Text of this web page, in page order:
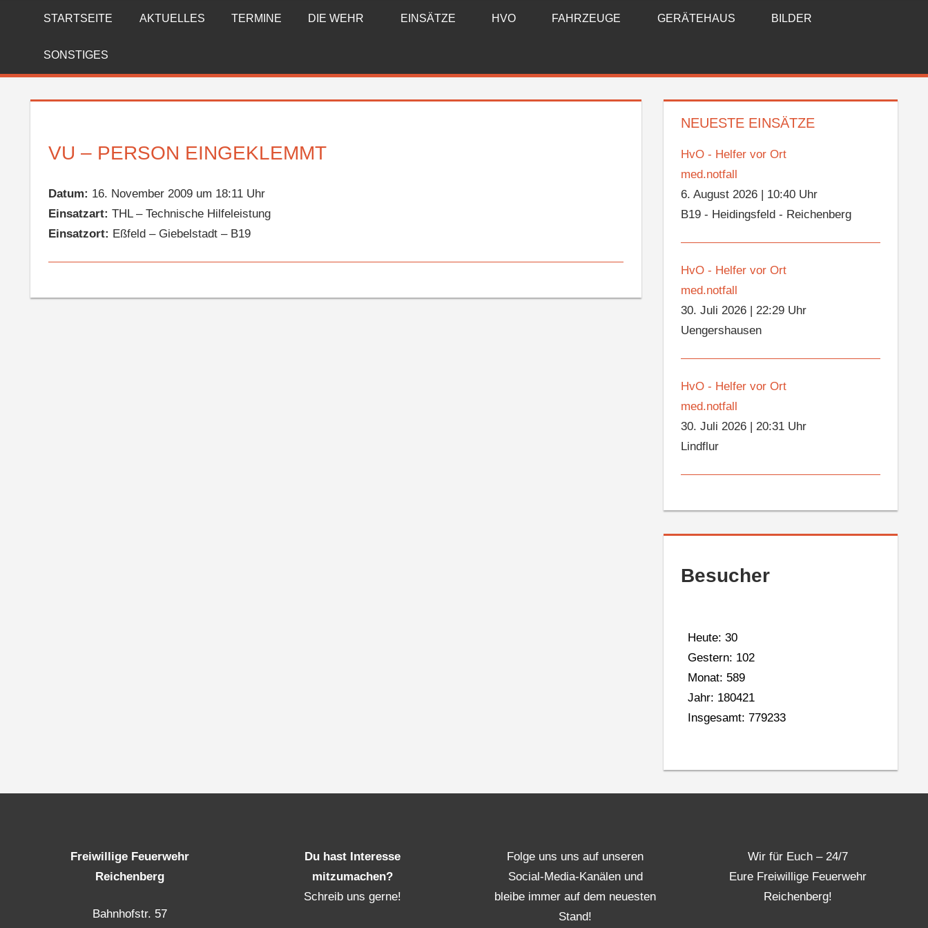
FREIWILLIGE
FEUERWEHR
REICHENBERG
STARTSEITE AKTUELLES TERMINE DIE WEHR EINSÄTZE HVO FAHRZEUGE GERÄTEHAUS BILDER
SONSTIGES
VU – PERSON EINGEKLEMMT
Datum: 16. November 2009 um 18:11 Uhr
Einsatzart: THL – Technische Hilfeleistung
Einsatzort: Eßfeld – Giebelstadt – B19
NEUESTE EINSÄTZE
HvO - Helfer vor Ort
med.notfall
6. August 2026
10:40 Uhr
B19 - Heidingsfeld - Reichenberg
HvO - Helfer vor Ort
med.notfall
30. Juli 2026 |22:29 Uhr
Uengershausen
HvO - Helfer vor Ort
med.notfall
30. Juli 2026 |20:31 Uhr
Lindflur
Besucher
Heute: 30
Gestern: 102
Monat: 589
Jahr: 180421
Insgesamt: 779233
Freiwillige Feuerwehr
Reichenberg
Bahnhofstr. 57
Du hast Interesse
mitzumachen?
Schreib uns gerne!
Folge uns uns auf unseren
Social-Media-Kanälen und
bleibe immer auf dem neuesten
Stand!
Wir für Euch – 24/7
Eure Freiwillige Feuerwehr
Reichenberg!